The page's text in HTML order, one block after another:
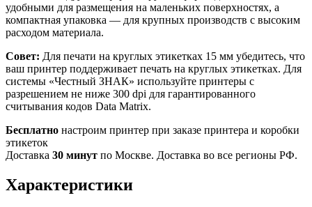
удобными для размещения на маленьких поверхностях, а
компактная упаковка — для крупных производств с высоким
расходом материала.
Совет: Для печати на круглых этикетках 15 мм убедитесь, что
ваш принтер поддерживает печать на круглых этикетках. Для
системы «Честный ЗНАК» используйте принтеры с
разрешением не ниже 300 dpi для гарантированного
считывания кодов Data Matrix.
Бесплатно настроим принтер при заказе принтера и коробки
этикеток
Доставка 30 минут по Москве. Доставка во все регионы РФ.
Характеристики